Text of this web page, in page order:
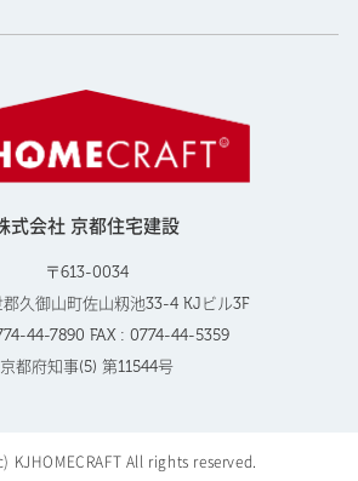
式会社 京都住宅建設
〒613-0034
久御山町佐山籾池33-4 KJビル3F
44-7890 FAX : 0774-44-5359
京都府知事(5) 第11544号
KJHOMECRAFT All rights reserved.